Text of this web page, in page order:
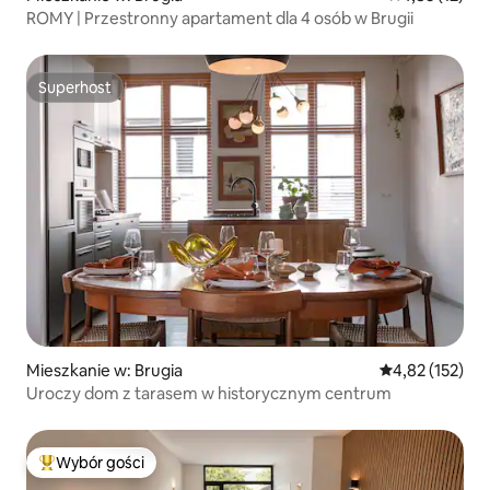
ROMY | Przestronny apartament dla 4 osób w Brugii
Superhost
Superhost
Mieszkanie w: Brugia Średnia
4,82 (152)
Uroczy dom z tarasem w historycznym centrum
Najpopularniejsze z kategorii Wybór gości
Wybór gości